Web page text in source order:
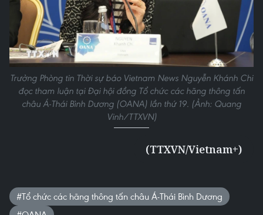
Trưởng Phòng tin Thời sự báo Vietnam News Nguyễn Khánh Chi
đọc tham luận tại Đại hội đồng Tổ chức các hãng thông tấn
châu Á-Thái Bình Dương (OANA) lần thứ 19. (Ảnh: Quang
Vinh/TTXVN)
(TTXVN/Vietnam+)
#Tổ chức các hãng thông tấn châu Á-Thái Bình Dương